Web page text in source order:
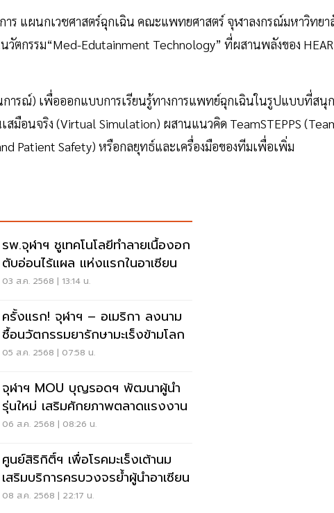
ร แผนกเวชศาสตร์ฉุกเฉิน คณะแพทยศาสตร์ จุฬาลงกรณ์มหาวิทยา
นวัตกรรม“Med-Edutainment Technology” ที่ผสานพลังของ
นการณ์) เพื่อออกแบบการเรียนรู้ทางการแพทย์ฉุกเฉินในรูปแบบที่สนุก
สมือนจริง (Virtual Simulation) ผสานแนวคิด TeamSTEPPS
Patient Safety) หรือกลยุทธ์และเครื่องมือของทีมเพื่อเพิ่ม
รพ.จุฬาฯ ชูเทคโนโลยีทำลายเนื้องอก
ตับอ่อนไร้แผล แห่งแรกในอาเซียน
03 ส.ค. 2568 | 13:14 น.
ครั้งแรก! จุฬาฯ – อเมริกา ลงนาม
ซื้อนวัตกรรมยารักษามะเร็งข้ามโลก
05 ส.ค. 2568 | 07:58 น.
จุฬาฯ MOU บุญรอดฯ พัฒนาผู้นำ
รุ่นใหม่ เสริมศักยภาพตลาดแรงงาน
06 ส.ค. 2568 | 08:26 น.
ศูนย์สิริกิติ์ฯ เพื่อโรคมะเร็งเต้านม
เสริมบริการครบวงจรย้ำผู้นำอาเซียน
08 ส.ค. 2568 | 22:17 น.